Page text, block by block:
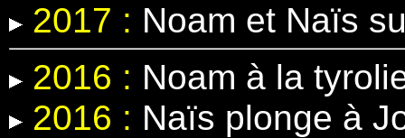
2017 : Noam et Naïs
2016 : Noam à la
2016 : Naïs plonge à